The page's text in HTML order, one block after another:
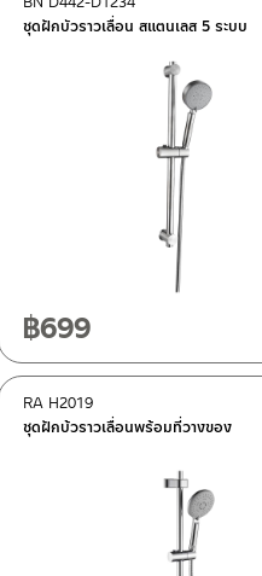
ชุดฝักบัวราวเลื่อน สแตนเลส 5 ระบบ
฿699
ชุดฝักบ้วราวเลื่อนพร้อมที่วางของ
RA H2019